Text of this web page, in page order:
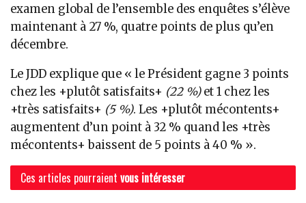
examen global de l’ensemble des enquêtes s’élève
maintenant à 27 %, quatre points de plus qu’en
décembre.
Le JDD explique que « le Président gagne 3 points
chez les +plutôt satisfaits+ (22 %)et 1 chez les
+très satisfaits+ (5 %). Les +plutôt mécontents+
augmentent d’un point à 32 % quand les +très
mécontents+ baissent de 5 points à 40 % ».
Ces articles pourraient vous intéresser